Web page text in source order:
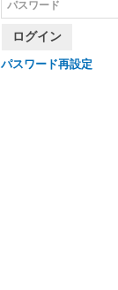
ログイン
パスワード再設定